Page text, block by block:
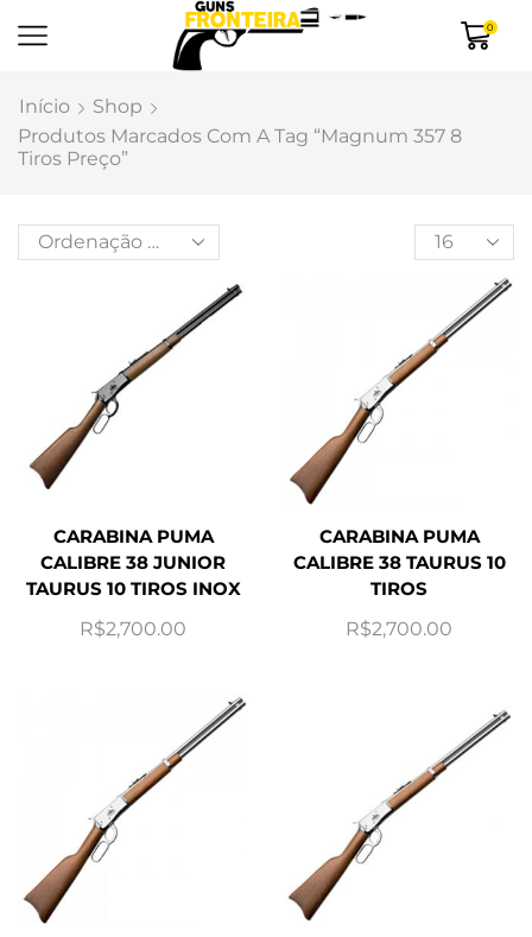
0
Início
Shop
Produtos Marcados Com A Tag “magnum 357 8
Tiros Preço”
CARABINA PUMA
CALIBRE 38 JUNIOR
TAURUS 10 TIROS INOX
R$2,700.00
CARABINA PUMA
CALIBRE 38 TAURUS 10
TIROS
R$2,700.00